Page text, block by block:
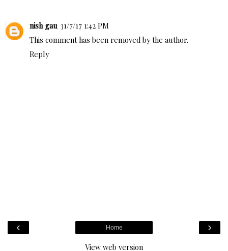
nish gau 31/7/17 1:42 PM
This comment has been removed by the author.
Reply
‹ ›
Home
View web version